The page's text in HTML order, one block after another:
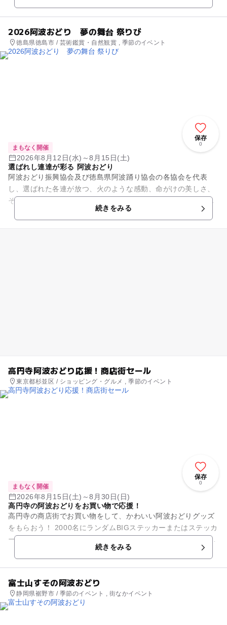
2026阿波おどり 夢の舞台 祭りび
徳島県徳島市 / 芸術鑑賞・自然観賞 , 季節のイベント
保存
0
まもなく開催
2026年8月12日(水)～8月15日(土)
選ばれし連達が彩る 阿波おどり
阿波おどり振興協会及び徳島県阿波踊り協会の各協会を代表
し、選ばれた各連が放つ、火のような感動、命がけの美しさ、
それによってつくられてゆく時代連ごとの「情熱あふれる演
舞」は、大きな渦となって観る人...
続きをみる
高円寺阿波おどり応援！商店街セール
東京都杉並区 / ショッピング・グルメ , 季節のイベント
保存
0
まもなく開催
2026年8月15日(土)～8月30日(日)
高円寺の阿波おどりをお買い物で応援！
高円寺の商店街でお買い物をして、かわいい阿波おどりグッズ
をもらおう！ 2000名にランダムBIGステッカーまたはステッカ
ーセットが当たる。セール期間中に参加店舗でのお買い物500
続きをみる
富士山すその阿波おどり
静岡県裾野市 / 季節のイベント , 街なかイベント